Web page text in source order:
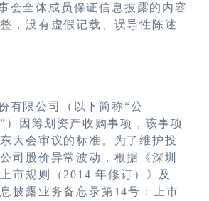
会全体成员保证信息披露的内容
，没有虚假记载、误导性陈述
有限公司（以下简称“公
）因筹划资产收购事项，该事项
大会审议的标准。为了维护投
司股价异常波动，根据《深圳
市规则（ 2014年修订）》及
披露业务备忘录第 14号：上市